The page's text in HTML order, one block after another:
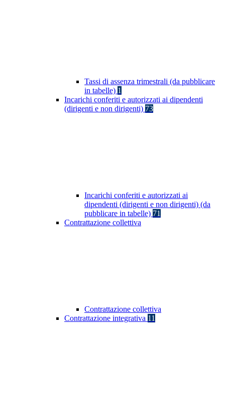
Tassi di assenza trimestrali (da pubblicare
in tabelle) 1
Incarichi conferiti e autorizzati ai dipendenti
(dirigenti e non dirigenti) 73
Incarichi conferiti e autorizzati ai
dipendenti (dirigenti e non dirigenti) (da
pubblicare in tabelle) 71
Contrattazione collettiva
Contrattazione collettiva
Contrattazione integrativa 11